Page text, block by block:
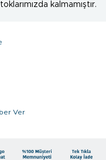
kalmamıştır.
Ver